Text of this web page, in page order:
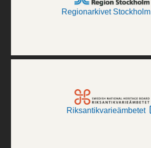
Regionarkivet Stockholm
Riksantikvarieämbetet